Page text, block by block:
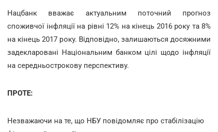
Нацбанк вважає актуальним поточний прогноз
споживчої інфляції на рівні 12% на кінець 2016 року та 8%
на кінець 2017 року. Відповідно, залишаються досяжними
задекларовані Національним банком цілі щодо інфляції
на середньострокову перспективу.
ПРОТЕ:
Незважаючи на те, що НБУ повідомляє про стабілізацію